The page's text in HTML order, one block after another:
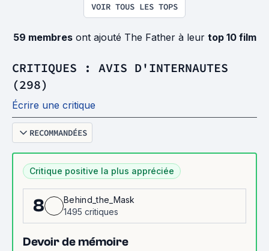
VOIR TOUS LES TOPS
59 membresont ajouté The Father à leur top 10 film
CRITIQUES : AVIS D'INTERNAUTES
(298)
Écrire une critique
RECOMMANDÉES
Critique positive la plus appréciée
8
Behind_the_Mask
1495 critiques
Devoir de mémoire